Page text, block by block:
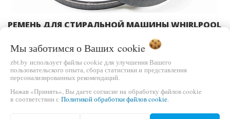
РЕМЕНЬ ДЛЯ СТИРАЛЬНОЙ МАШИНЫ WHIRLPOOL
25,00 бел.руб.
ЦЕНА
В КОРЗИНУ
БЫСТРЫЙ ЗАКАЗ
Мы заботимся о Ваших cookie
zbt.by использует файлы cookie для улучшения Вашего
пользовательского опыта, сбора статистики и представления
персонализированных рекомендаций.
Нажав «Принять», Вы даете согласие на обработку файлов cookie
в соответствии с Политикой обработки файлов cookie.